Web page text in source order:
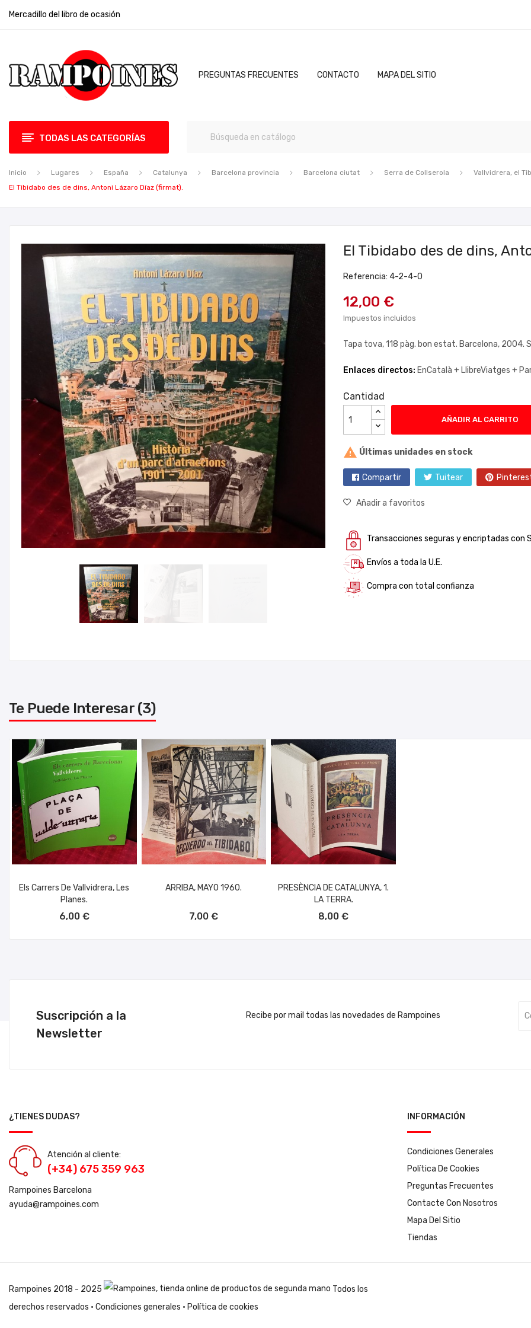
Mercadillo del libro de ocasión
PREGUNTAS FRECUENTES CONTACTO MAPA DEL SITIO
TODAS LAS CATEGORÍAS
Inicio Lugares España Catalunya Barcelona provincia Barcelona ciutat Serra de Collserola
Vallvidrera, el
El Tibidabo des de dins, Antoni Lázaro Díaz (firmat).
El Tibidabo des de dins,
Referencia: 4-2-4-0
12,00 €
Impuestos incluidos
Tapa tova, 118 pàg. bon estat. Barcelona, 2004.
Enlaces directos: EnCatalà + LlibreViatges +
Cantidad
AÑADIR AL CARRITO
 Últimas unidades en stock
Compartir Tuitear
Añadir a favoritos
Transacciones seguras y encriptadas con
Envíos a toda la U.E.
Compra con total confianza
Te Puede Interesar (3)
Els Carrers De Vallvidrera, Les
Planes.
6,00 €
ARRIBA, MAYO 1960.
7,00 €
PRESÈNCIA DE CATALUNYA, 1.
LA TERRA.
8,00 €
Suscripción a la
Newsletter
Recibe por mail todas las novedades de Rampoines
¿TIENES DUDAS?
Atención al cliente:
(+34) 675 359 963
Rampoines Barcelona
ayuda@rampoines.com
INFORMACIÓN
Condiciones Generales
Política De Cookies
Preguntas Frecuentes
Contacte Con Nosotros
Mapa Del Sitio
Tiendas
Rampoines 2018 - 2025
Todos los
derechos reservados · Condiciones generales · Política de cookies